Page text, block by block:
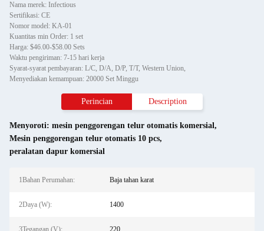
Nama merek: Infectious
Sertifikasi: CE
Nomor model: KA-01
Kuantitas min Order: 1 set
Harga: $46.00-$58.00 Sets
Waktu pengiriman: 7-15 hari kerja
Syarat-syarat pembayaran: L/C, D/A, D/P, T/T, Western Union,
Menyediakan kemampuan: 20000 Set Minggu
Perincian Description
Menyoroti: mesin penggorengan telur otomatis komersial,
Mesin penggorengan telur otomatis 10 pcs,
peralatan dapur komersial
1Bahan Perumahan: Baja tahan karat
2Daya (W): 1400
3Tegangan (V): 220